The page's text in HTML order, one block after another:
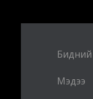
Мэдээ